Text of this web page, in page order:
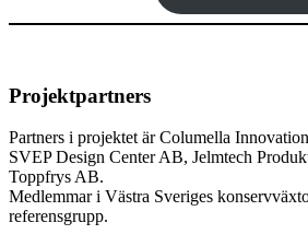
Projektpartners
Partners i projektet är Columella
SVEP Design Center AB, Jelmtech
Toppfrys AB.
Medlemmar i Västra Sveriges
referensgrupp.